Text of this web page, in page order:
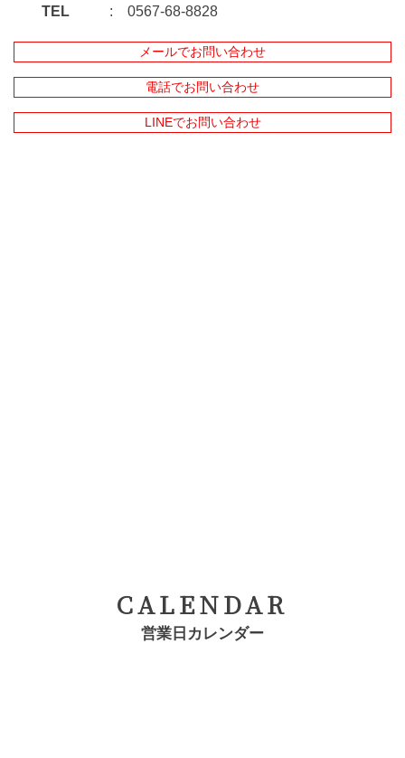
TEL 0567-68-8828
メールでお問い合わせ
電話でお問い合わせ
LINEでお問い合わせ
CALENDAR
営業日カレンダー